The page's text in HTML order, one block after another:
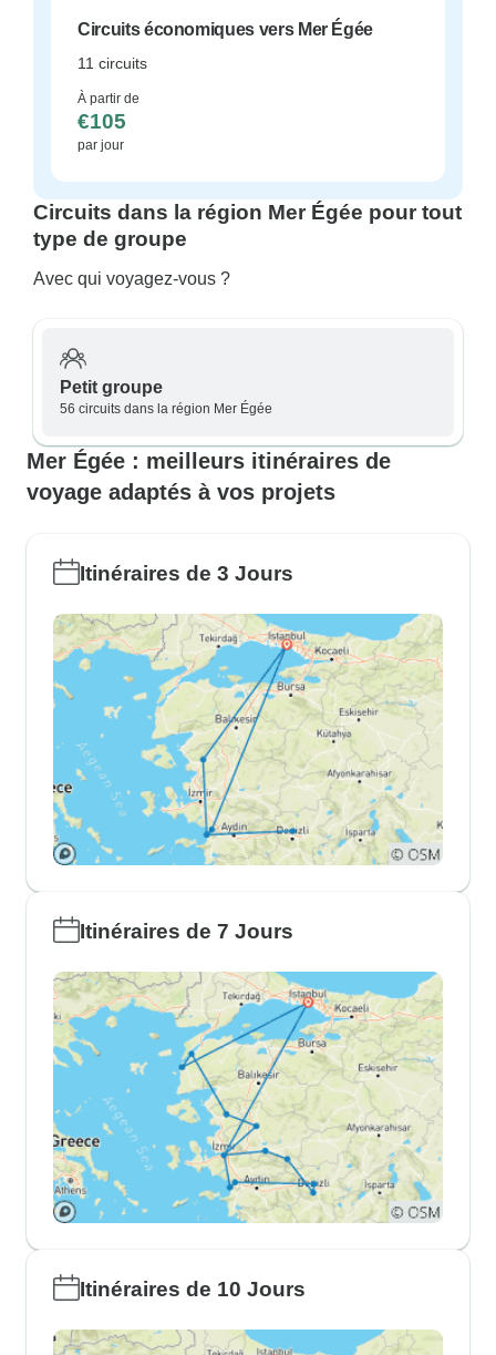
Circuits économiques vers Mer Égée
11 circuits
À partir de
€105
par jour
Circuits dans la région Mer Égée pour tout
type de groupe
Avec qui voyagez-vous ?
Petit groupe
56 circuits dans la région Mer Égée
Mer Égée : meilleurs itinéraires de
voyage adaptés à vos projets
Itinéraires de 3 Jours
Itinéraires de 7 Jours
Itinéraires de 10 Jours